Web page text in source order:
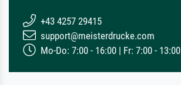
+43 4257 29415
support@meisterdrucke.com
Mo-Do: 7:00 - 16:00 | Fr: 7:00 - 13:00